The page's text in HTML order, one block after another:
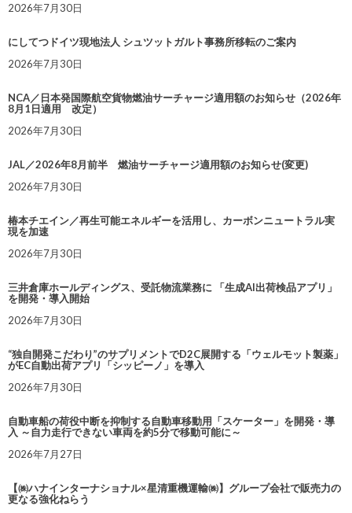
2026年7月30日
にしてつドイツ現地法人 シュツットガルト事務所移転のご案内
2026年7月30日
NCA／日本発国際航空貨物燃油サーチャージ適用額のお知らせ（2026年
8月1日適用 改定）
2026年7月30日
JAL／2026年8月前半 燃油サーチャージ適用額のお知らせ(変更)
2026年7月30日
椿本チエイン／再生可能エネルギーを活用し、カーボンニュートラル実
現を加速
2026年7月30日
三井倉庫ホールディングス、受託物流業務に 「生成AI出荷検品アプリ」
を開発・導入開始
2026年7月30日
“独自開発こだわり”のサプリメントでD2C展開する「ウェルモット製薬」
がEC自動出荷アプリ「シッピーノ」を導入
2026年7月30日
自動車船の荷役中断を抑制する自動車移動用「スケーター」を開発・導
入 ～自力走行できない車両を約5分で移動可能に～
2026年7月27日
【㈱ハナインターナショナル×星清重機運輸㈱】グループ会社で販売力の
更なる強化ねらう